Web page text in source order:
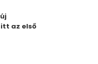
az első